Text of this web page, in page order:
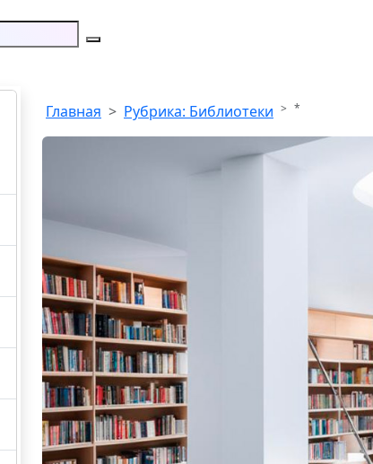
Главная Рубрика: Библиотеки *